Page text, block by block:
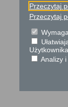
Przeczytaj
Przeczytaj
Analizy